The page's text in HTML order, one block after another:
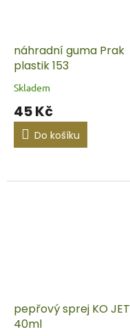
náhradní guma Prak
plastik 153
Skladem
45 Kč
Do košíku
pepřový sprej KO JET
40ml